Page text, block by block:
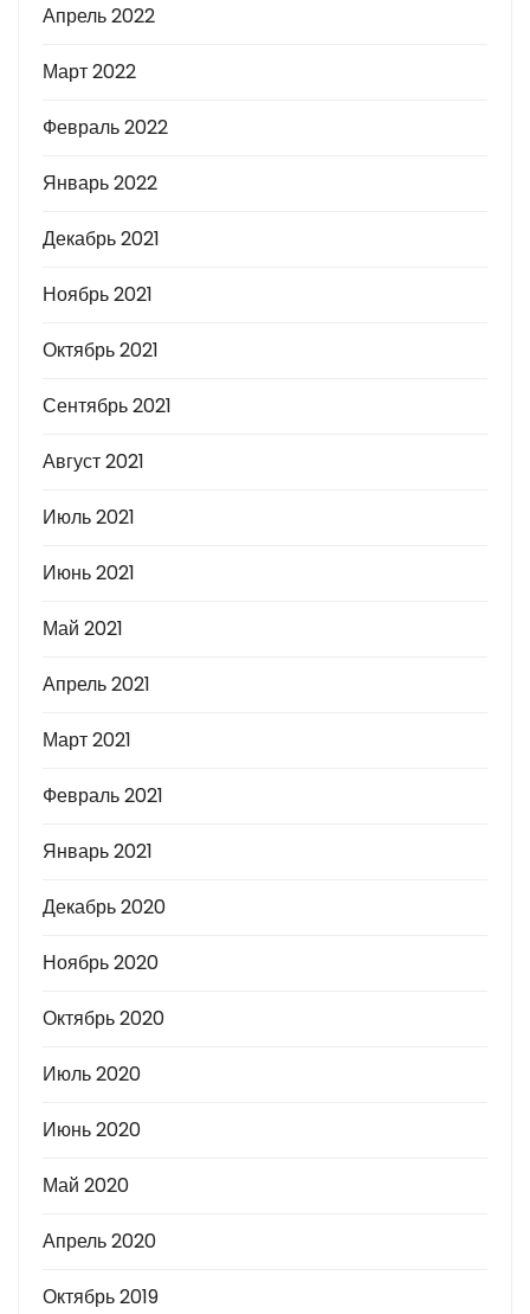
Апрель 2022
Март 2022
Февраль 2022
Январь 2022
Декабрь 2021
Ноябрь 2021
Октябрь 2021
Сентябрь 2021
Август 2021
Июль 2021
Июнь 2021
Май 2021
Апрель 2021
Март 2021
Февраль 2021
Январь 2021
Декабрь 2020
Ноябрь 2020
Октябрь 2020
Июль 2020
Июнь 2020
Май 2020
Апрель 2020
Октябрь 2019